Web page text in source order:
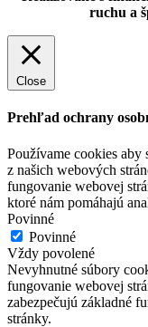
ruchu a
Close
Prehľad ochrany
Používame cookies aby
z našich webových
fungovanie webovej
ktoré nám pomáhajú
Povinné
Povinné
Vždy povolené
Nevyhnutné súbory
fungovanie webovej
zabezpečujú základné
stránky.